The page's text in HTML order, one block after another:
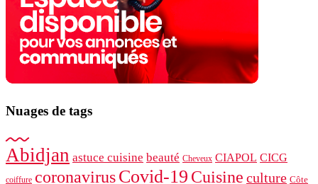
Nuages ​​de tags
Abidjan astuce cuisine beauté Cheveux CIAPOL CICG
coiffure coronavirusCovid-19 Cuisine culture Côte